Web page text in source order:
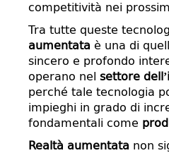
competitività nei
Tra tutte queste
aumentata è una di
sincero e profondo
operano nel settore
perché tale tecnologia
impieghi in grado di
fondamentali come
Realtà aumentata non